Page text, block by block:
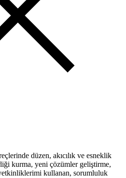
düzen, akıcılık ve esneklik
kurma, yeni çözümler geliştirme,
kullanan, sorumluluk